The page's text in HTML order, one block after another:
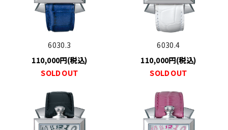
6030.3
110,000円(税込)
SOLD OUT
6030.4
110,000円(税込)
SOLD OUT